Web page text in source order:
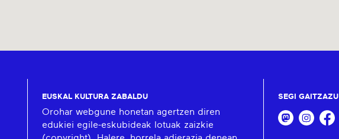
EUSKAL KULTURA ZABALDU
Orohar webgune honetan agertzen diren
edukiei egile-eskubideak lotuak zaizkie
SEGI GAITZAZU